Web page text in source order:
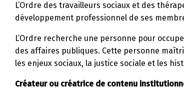
L’Ordre des travailleurs sociaux et des
développement professionnel de ses
L’Ordre recherche une personne pour
des affaires publiques. Cette personne
les enjeux sociaux, la justice sociale et les
Créateur ou créatrice de contenu